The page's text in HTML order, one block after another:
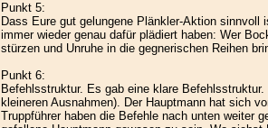
Punkt 5:
Dass Eure gut gelungene Plänkler-Aktion
immer wieder genau dafür plädiert haben: Wer
stürzen und Unruhe in die gegnerischen Reihen
Punkt 6:
Befehlsstruktur. Es gab eine klare
kleineren Ausnahmen). Der Hauptmann hat sich
Truppführer haben die Befehle nach unten weiter